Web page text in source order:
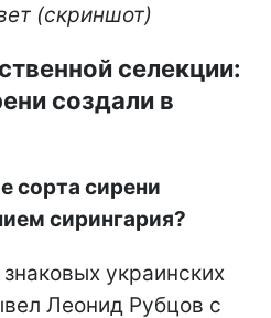
(скриншот)
селекции:
создали в
сорта сирени
сирингария?
украинских
Леонид Рубцов с